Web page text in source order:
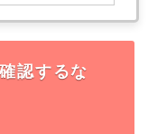
認するな